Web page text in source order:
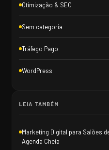
Otimização & SEO
Sem categoria
Tráfego Pago
WordPress
LEIA TAMBÉM
Marketing Digital para Salões
Agenda Cheia